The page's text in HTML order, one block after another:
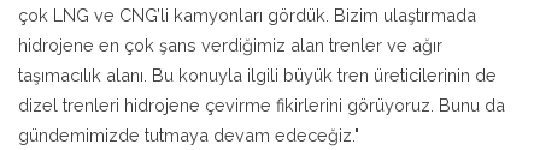
çok LNG ve CNG’li kamyonları gördük. Bizim ulaştırmada
hidrojene en çok şans verdiğimiz alan trenler ve ağır
taşımacılık alanı. Bu konuyla ilgili büyük tren üreticilerinin de
dizel trenleri hidrojene çevirme fikirlerini görüyoruz. Bunu da
gündemimizde tutmaya devam edeceğiz."